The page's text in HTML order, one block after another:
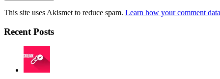
This site uses Akismet to reduce spam. Learn how your comment
Recent Posts